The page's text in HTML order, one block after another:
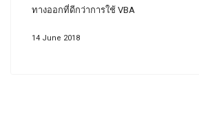
ทางออกที่ดีกว่าการใช้ VBA
14 June 2018